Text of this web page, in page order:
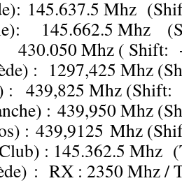
145.637.5 Mhz
145.662.5 Mhz
430.050 Mhz ( Shift:
: 1297,425 Mhz
: 439,825 Mhz (Shift:
: 439,950 Mhz
: 439,9125 Mhz
: 145.362.5 Mhz
: RX : 2350 Mhz /